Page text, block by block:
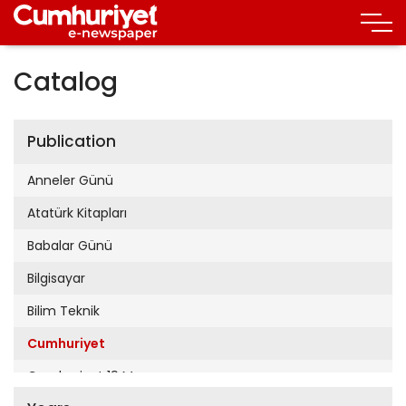
Catalog
Publication
Anneler Günü
Atatürk Kitapları
Babalar Günü
Bilgisayar
Bilim Teknik
Cumhuriyet
Cumhuriyet 19 Mayıs